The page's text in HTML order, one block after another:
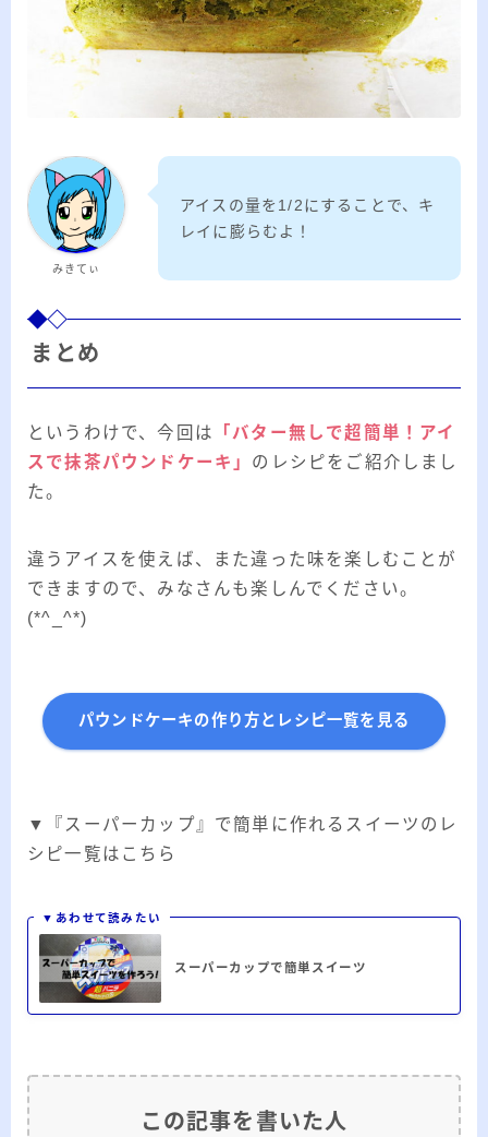
みきてぃ
アイスの量を1/2にすることで、キ
レイに膨らむよ！
まとめ
というわけで、今回は
「バター無しで超簡単！アイ
スで抹茶パウンドケーキ」 のレシピをご紹介しまし
た。
違うアイスを使えば、また違った味を楽しむことが
できますので、みなさんも楽しんでください。
(*^_^*)
パウンドケーキの作り方とレシピ一覧を見る
▼『スーパーカップ』で簡単に作れるスイーツのレ
シピ一覧はこちら
▼あわせて読みたい
スーパーカップで簡単スイーツ
この記事を書いた人